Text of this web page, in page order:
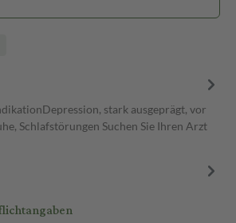
stark ausgeprägt, vor
Schlafstörungen Suchen Sie Ihren Arzt